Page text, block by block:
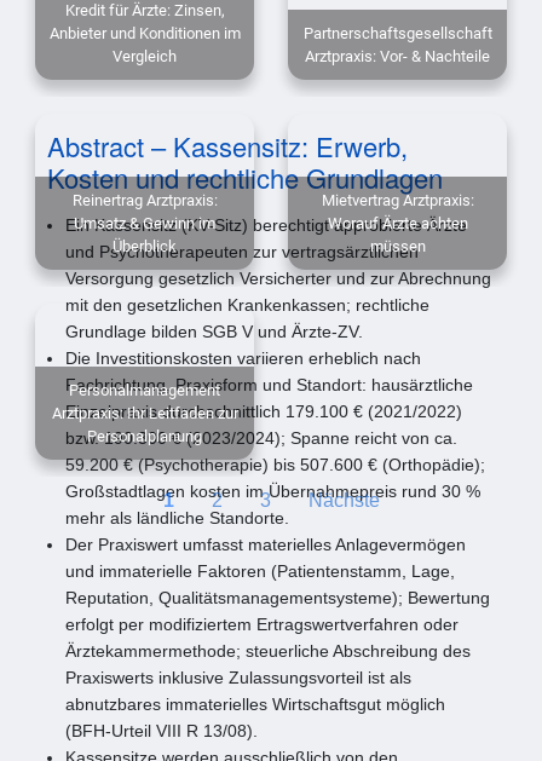
Kredit für Ärzte: Zinsen,
Anbieter und Konditionen im
Vergleich
Partnerschaftsgesellschaft
Arztpraxis: Vor- & Nachteile
Reinertrag Arztpraxis:
Umsatz & Gewinn im
Überblick
Mietvertrag Arztpraxis:
Worauf Ärzte achten
müssen
Personalmanagement
Arztpraxis: Ihr Leitfaden zur
Personalplanung
1 2 3 Nächste
Abstract – Kassensitz: Erwerb,
Kosten und rechtliche Grundlagen
Ein Kassensitz (KV-Sitz) berechtigt approbierte Ärzte
und Psychotherapeuten zur vertragsärztlichen
Versorgung gesetzlich Versicherter und zur Abrechnung
mit den gesetzlichen Krankenkassen; rechtliche
Grundlage bilden SGB V und Ärzte-ZV.
Die Investitionskosten variieren erheblich nach
Fachrichtung, Praxisform und Standort: hausärztliche
Einzelpraxis durchschnittlich 179.100 € (2021/2022)
bzw. 190.300 € (2023/2024); Spanne reicht von ca.
59.200 € (Psychotherapie) bis 507.600 € (Orthopädie);
Großstadtlagen kosten im Übernahmepreis rund 30 %
mehr als ländliche Standorte.
Der Praxiswert umfasst materielles Anlagevermögen
und immaterielle Faktoren (Patientenstamm, Lage,
Reputation, Qualitätsmanagementsysteme); Bewertung
erfolgt per modifiziertem Ertragswertverfahren oder
Ärztekammermethode; steuerliche Abschreibung des
Praxiswerts inklusive Zulassungsvorteil ist als
abnutzbares immaterielles Wirtschaftsgut möglich
(BFH-Urteil VIII R 13/08).